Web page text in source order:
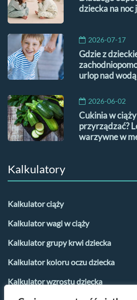
dziecka na noc
2026-07-17
Gdzie z
urlop nad wodą
2026-06-02
Cukinia w
przyrządzać?
warzywne w
Kalkulatory
Kalkulator ciąży
Kalkulator wagi w ciąży
Kalkulator grupy krwi dziecka
Kalkulator koloru oczu dziecka
Kalkulator wzrostu dziecka